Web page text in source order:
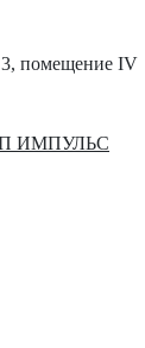
3, помещение IV